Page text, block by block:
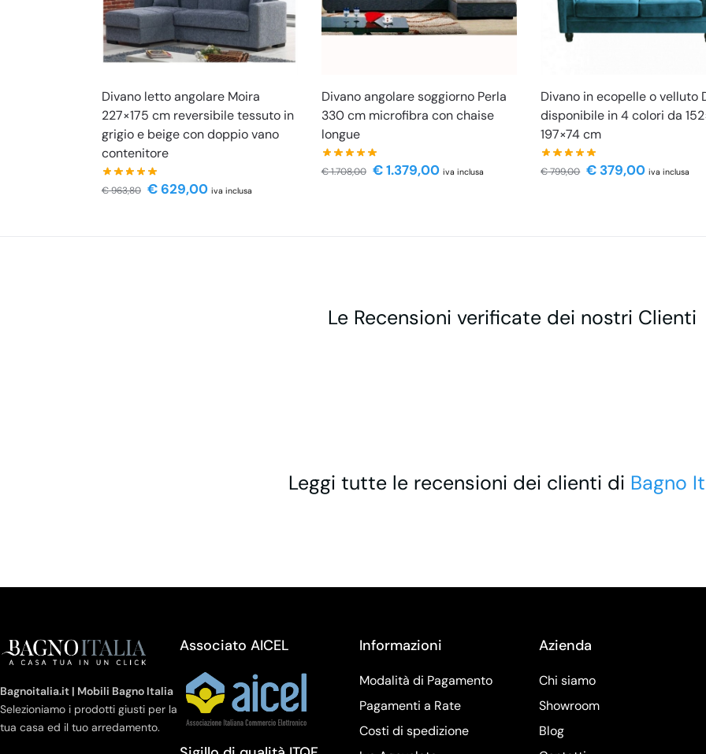
Divano letto angolare Moira
227×175 cm reversibile tessuto in
grigio e beige con doppio vano
contenitore
€963,80 €629,00 iva inclusa
Divano angolare soggiorno Perla
330 cm microfibra con chaise
longue
€1.708,00 €1.379,00 iva inclusa
Divano in ecopelle o velluto
disponibile in 4 colori da
197×74 cm
€799,00 € 379,00 iva inclusa
Le Recensioni verificate dei nostri Clienti
Leggi tutte le recensioni dei clienti di Bagno
Bagnoitalia.it | Mobili Bagno Italia
Selezioniamo i prodotti giusti per la
tua casa ed il tuo arredamento.
Associato AICEL Informazioni
Modalità di Pagamento
Pagamenti a Rate
Costi di spedizione
Azienda
Chi siamo
Showroom
Blog